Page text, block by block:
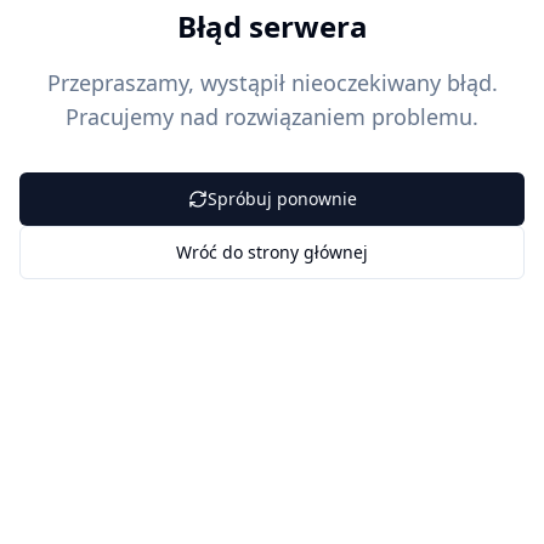
Błąd serwera
Przepraszamy, wystąpił nieoczekiwany błąd.
Pracujemy nad rozwiązaniem problemu.
Spróbuj ponownie
Wróć do strony głównej